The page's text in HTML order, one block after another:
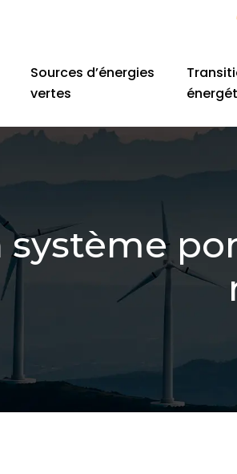
Sources d’énergies
vertes
système